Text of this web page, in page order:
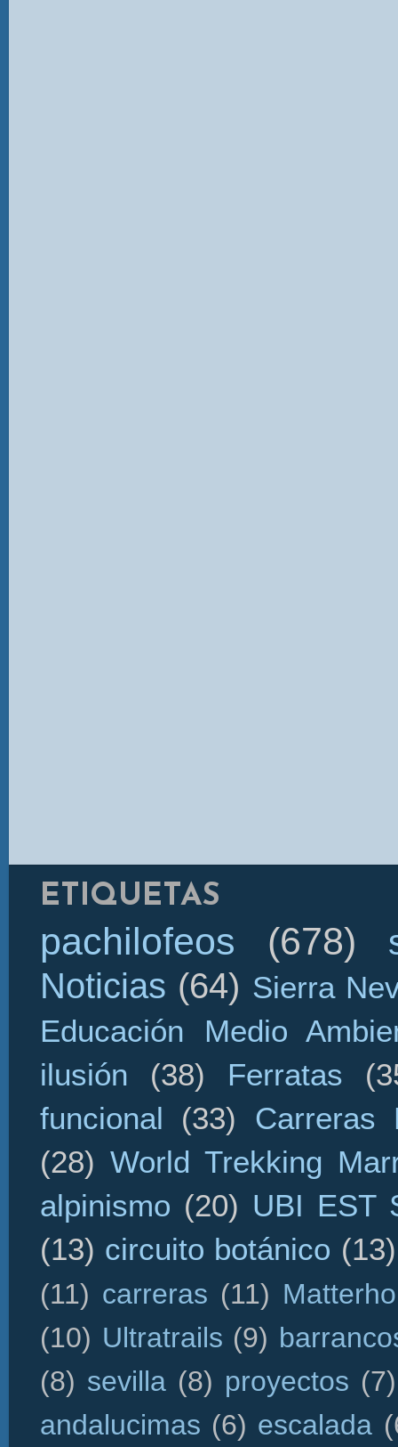
ETIQUETAS
pachilofeos (678)
Noticias (64) Sierra
Educación Medio
ilusión
(38) Ferratas
funcional
(33)
Carreras
(28) World Trekking
alpinismo (20) UBI EST
(13) circuito botánico (13)
(11) carreras (11)
(10) Ultratrails (9)
(8) sevilla (8) proyectos (7)
andalucimas (6) escalada